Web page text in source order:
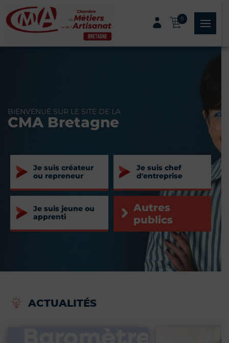
Panneau de gestion des cookies
0
menu
BIENVENUE SUR LE SITE DE LA
CMA Bretagne
Je suis créateur
ou repreneur
Je suis chef
d'entreprise
Je suis jeune ou
apprenti
Autres
publics
ACTUALITÉS